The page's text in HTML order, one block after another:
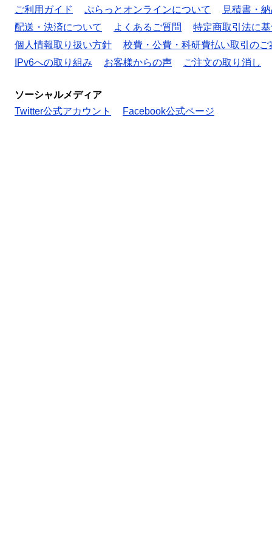
ご利用ガイド ぷらっとオンラインについて
見積書・
配送・決済について
よくあるご質問
特定商取引法に
個人情報取り扱い方針
校費・公費・科研費払い取引のご
IPv6への取り組み
お客様からの声 ご注文の取り消し
ソーシャルメディア
Twitter公式アカウント
Facebook公式ページ